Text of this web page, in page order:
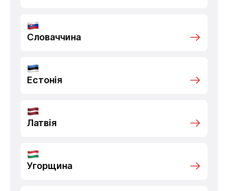
Словаччина
Естонія
Латвія
Угорщина